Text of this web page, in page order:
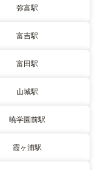
弥富駅
富吉駅
富田駅
山城駅
暁学園前駅
霞ヶ浦駅